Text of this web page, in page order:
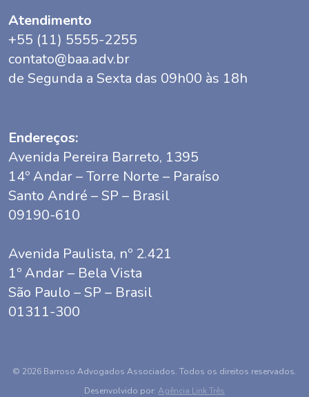
Atendimento
+55 (11) 5555-2255
contato@baa.adv.br
de Segunda a Sexta das 09h00 às 18h
Endereços:
Avenida Pereira Barreto, 1395
14º Andar – Torre Norte – Paraíso
Santo André – SP – Brasil
09190-610
Avenida Paulista, nº 2.421
1º Andar – Bela Vista
São Paulo – SP – Brasil
01311-300
© 2026 Barroso Advogados Associados. Todos os direitos reservados.
Desenvolvido por: Agência Link Três